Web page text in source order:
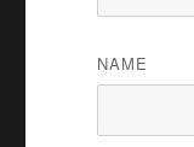
NAME